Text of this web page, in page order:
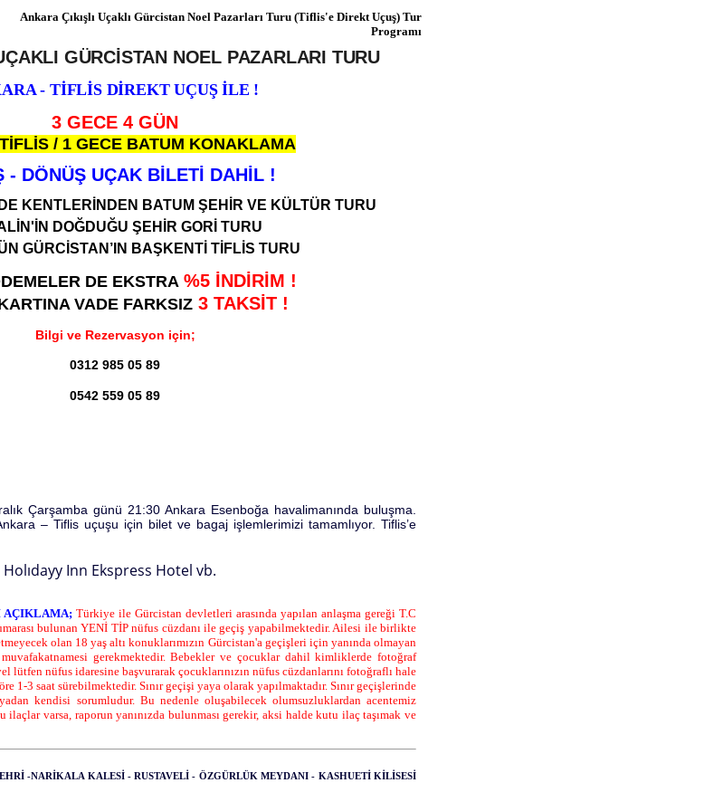
Ankara Çıkışlı Uçaklı Gürcistan Noel Pazarları Turu (Tiflis'e Direkt Uçuş) Tur
Programı
GÜRCİSTAN NOEL PAZARLARI TURU
- TİFLİS DİREKT UÇUŞ İLE !
3 GECE 4 GÜN
/ 1 GECE BATUM KONAKLAMA
- DÖNÜŞ UÇAK BİLETİ DAHİL !
KENTLERİNDEN BATUM ŞEHİR VE KÜLTÜR TURU
DOĞDUĞU ŞEHİR GORİ TURU
GÜRCİSTAN ’IN BAŞKENTİ TİFLİS TURU
DE EKSTRA %5 İNDİRİM !
VADE FARKSIZ 3 TAKSİT !
Bilgi ve Rezervasyon için;
0312 985 05 89
0542 559 05 89
Çarşamba günü 21:30 Ankara Esenboğa havalimanında buluşma.
– Tiflis uçuşu için bilet ve bagaj işlemlerimizi tamamlıyor. Tiflis’e
Inn Ekspress Hotel vb.
AÇIKLAMA; Türkiye ile Gürcistan devletleri arasında yapılan anlaşma gereği T.C
bulunan YENİ TİP nüfus cüzdanı ile geçiş yapabilmektedir. Ailesi ile birlikte
olan 18 yaş altı konuklarımızın Gürcistan'a geçişleri için yanında olmayan
gerekmektedir. Bebekler ve çocuklar dahil kimliklerde fotoğraf
lütfen nüfus idaresine başvurarak çocuklarınızın nüfus cüzdanlarını fotoğraflı hale
1-3 saat sürebilmektedir. Sınır geçişi yaya olarak yapılmaktadır. Sınır geçişlerinde
kendisi sorumludur. Bu nedenle oluşabilecek olumsuzluklardan acentemiz
varsa, raporun yanınızda bulunması gerekir, aksi halde kutu ilaç taşımak ve
-NARİKALA KALESİ - RUSTAVELİ - ÖZGÜRLÜK MEYDANI - KASHUETİ KİLİSESİ